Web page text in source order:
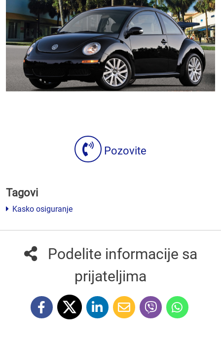
Pozovite
Tagovi
Kasko osiguranje
Podelite informacije sa
prijateljima